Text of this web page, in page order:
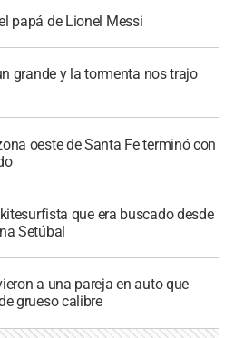
papá de Lionel Messi
grande y la tormenta nos trajo
oeste de Santa Fe terminó con
que era buscado desde
Setúbal
a una pareja en auto que
grueso calibre